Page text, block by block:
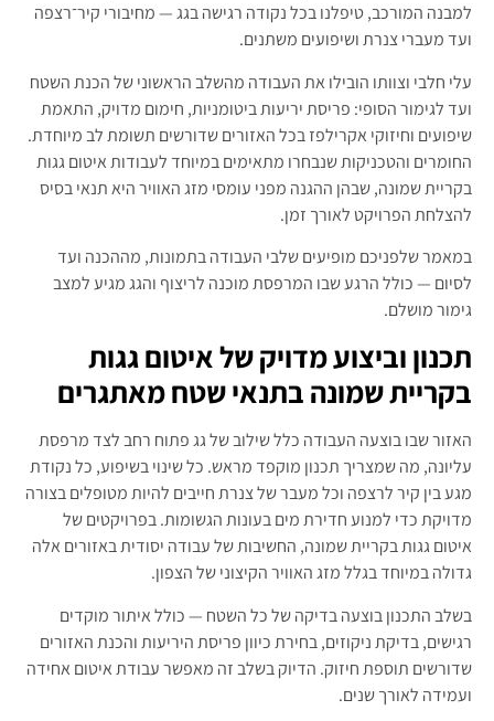
למבנה המורכב, טיפלנו בכל נקודה רגישה בגג — מחיבורי קיר־רצפה
ועד מעברי צנרת ושיפועים משתנים.
עלי חלבי וצוותו הובילו את העבודה מהשלב הראשוני של הכנת השטח
ועד לגימור הסופי: פריסת יריעות ביטומניות, חימום מדויק, התאמת
שיפועים וחיזוקי אקרילפז בכל האזורים שדורשים תשומת לב מיוחדת.
החומרים והטכניקות שנבחרו מתאימים במיוחד לעבודות איטום גגות
בקריית שמונה, שבהן ההגנה מפני עומסי מזג האוויר היא תנאי בסיס
להצלחת הפרויקט לאורך זמן.
במאמר שלפניכם מופיעים שלבי העבודה בתמונות, מההכנה ועד
לסיום — כולל הרגע שבו המרפסת מוכנה לריצוף והגג מגיע למצב
גימור מושלם.
תכנון וביצוע מדויק של איטום גגות
בקריית שמונה בתנאי שטח מאתגרים
האזור שבו בוצעה העבודה כלל שילוב של גג פתוח רחב לצד מרפסת
עליונה, מה שמצריך תכנון מוקפד מראש. כל שינוי בשיפוע, כל נקודת
מגע בין קיר לרצפה וכל מעבר של צנרת חייבים להיות מטופלים בצורה
מדויקת כדי למנוע חדירת מים בעונות הגשומות. בפרויקטים של
איטום גגות בקריית שמונה, החשיבות של עבודה יסודית באזורים אלה
גדולה במיוחד בגלל מזג האוויר הקיצוני של הצפון.
בשלב התכנון בוצעה בדיקה של כל השטח — כולל איתור מוקדים
רגישים, בדיקת ניקוזים, בחירת כיוון פריסת היריעות והכנת האזורים
שדורשים תוספת חיזוק. הדיוק בשלב זה מאפשר עבודת איטום אחידה
ועמידה לאורך שנים.